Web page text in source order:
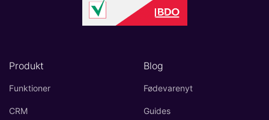
Produkt
Funktioner
CRM
Blog
Fødevarenyt
Guides